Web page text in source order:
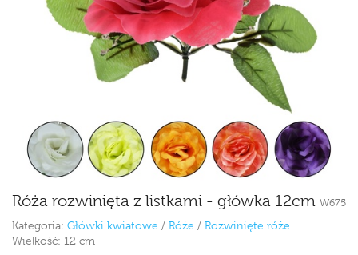
Róża rozwinięta z listkami - główka 12cm W675
Kategoria: Główki kwiatowe / Róże / Rozwinięte róże
Wielkość: 12 cm